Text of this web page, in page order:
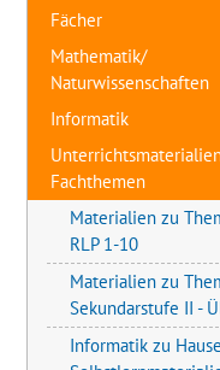
Fächer
Mathematik/
Naturwissenschaften
Informatik
Fachthemen
Materialien zu
RLP 1-10
Materialien zu
Sekundarstufe II -
Informatik zu